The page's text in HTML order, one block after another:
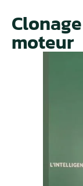
moteur